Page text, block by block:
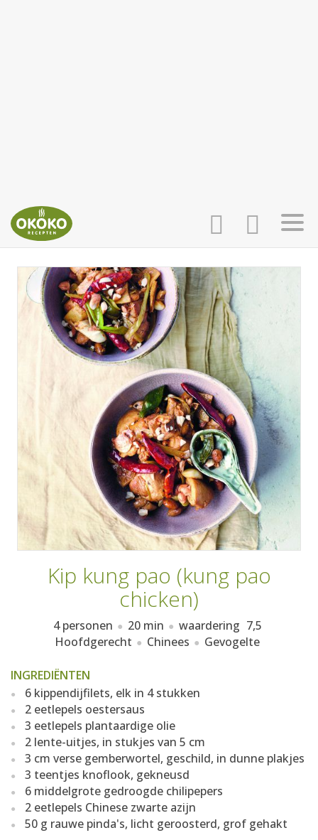
INLOGGEN
AANMELDEN
HOME
RECEPTEN
WEEKMENU'S
KOOKBOEKEN
Kip kung pao (kung pao
chicken)
4 personen 20 min waardering 7,5
Hoofdgerecht
Chinees Gevogelte
INGREDIËNTEN
6 kippendijfilets, elk in 4 stukken
2 eetlepels oestersaus
3 eetlepels plantaardige olie
2 lente-uitjes, in stukjes van 5 cm
3 cm verse gemberwortel, geschild, in dunne plakjes
3 teentjes knoflook, gekneusd
6 middelgrote gedroogde chilipepers
2 eetlepels Chinese zwarte azijn
50 g rauwe pinda's, licht geroosterd, grof gehakt